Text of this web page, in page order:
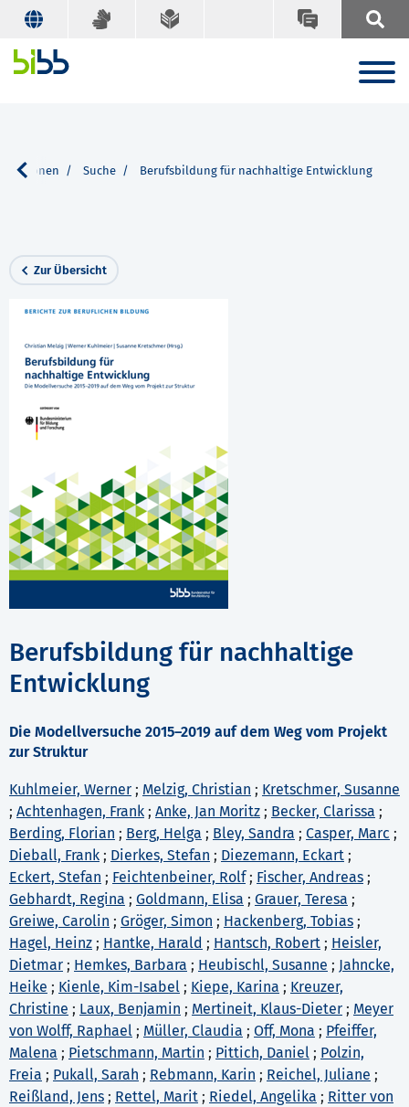
Suche Berufsbildung für nachhaltige Entwicklung
Zur Übersicht
Berufsbildung für nachhaltige
Entwicklung
Die Modellversuche 2015–2019 auf dem Weg vom Projekt
zur Struktur
Kuhlmeier, Werner ; Melzig, Christian ; Kretschmer, Susanne
; Achtenhagen, Frank ; Anke, Jan Moritz ; Becker, Clarissa ;
Berding, Florian ; Berg, Helga ; Bley, Sandra ; Casper, Marc ;
Dieball, Frank ; Dierkes, Stefan ; Diezemann, Eckart ;
Eckert, Stefan ; Feichtenbeiner, Rolf; Fischer, Andreas ;
Gebhardt, Regina ; Goldmann, Elisa ; Grauer, Teresa ;
Greiwe, Carolin ; Gröger, Simon ; Hackenberg, Tobias ;
Hagel, Heinz ; Hantke, Harald ; Hantsch, Robert ; Heisler,
Dietmar ; Hemkes, Barbara ; Heubischl, Susanne ; Jahncke,
Heike ; Kienle, Kim-Isabel ; Kiepe, Karina ; Kreuzer,
Christine ; Laux, Benjamin ; Mertineit, Klaus-Dieter ; Meyer
von Wolff, Raphael ; Müller, Claudia ; Off, Mona ; Pfeiffer,
Malena ; Pietschmann, Martin ; Pittich, Daniel ; Polzin,
Freia ; Pukall, Sarah ; Rebmann, Karin ; Reichel, Juliane ;
Reißland, Jens ; Rettel, Marit ; Riedel, Angelika ; Ritter von